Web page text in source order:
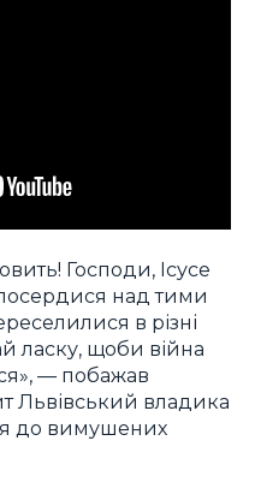
Господи, Ісусе
над тими
в різні
ласку, щоби війна
— побажав
Львівський владика
до вимушених